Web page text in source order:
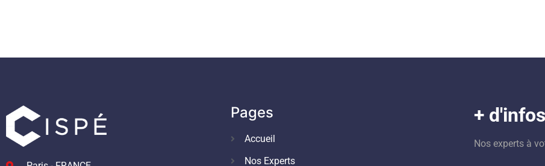
Pages
Accueil
Nos Experts
+ d'infos
Nos experts à